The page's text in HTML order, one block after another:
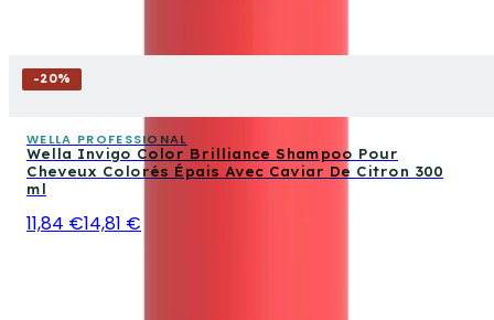
-20%
WELLA PROFESSIONAL
Wella Invigo Color Brilliance Shampoo Pour
Cheveux Colorés Épais Avec Caviar De Citron 300
ml
11,84 €14,81 €